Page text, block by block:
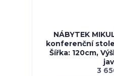
NÁBYTEK
konferenční
Šířka: 120cm,
3